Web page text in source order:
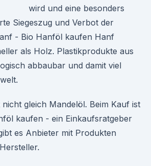
wird und eine besonders
Siegeszug und Verbot der
- Bio Hanföl kaufen Hanf
als Holz. Plastikprodukte aus
abbaubar und damit viel
gleich Mandelöl. Beim Kauf ist
kaufen - ein Einkaufsratgeber
es Anbieter mit Produkten